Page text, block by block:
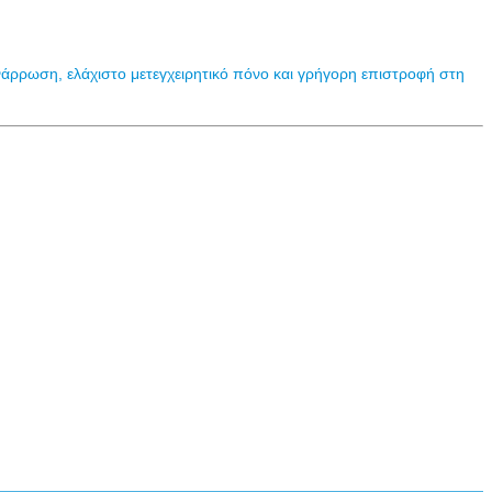
ελάχιστο μετεγχειρητικό πόνο και γρήγορη επιστροφή στη